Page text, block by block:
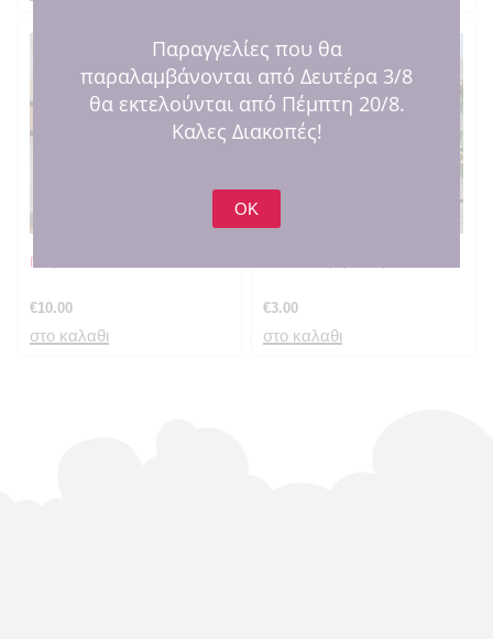
Γούρι Στολίδι Ms & Mrs Claus
€10.00
στο καλαθι
€3.00
στο καλαθι
Παραγγελίες που θα
παραλαμβάνονται από Δευτέρα 3/8
θα εκτελούνται από Πέμπτη 20/8.
Καλες Διακοπές!
OK